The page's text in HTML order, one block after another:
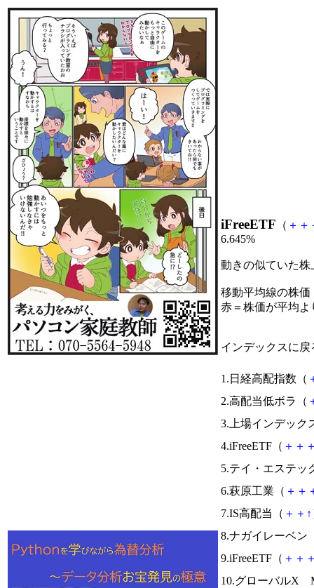
iFreeETF （ ＋ ＋
6.645%
動きの似ていた
移動平均線の株価
赤＝株価が平均
インデックスに戻
1.日経高配指数（
2.高配当低ボラ（
3.上場インデック
4.iFreeETF（ ＋ ＋
5.テイ・エステッ
6.萩原工業（ ＋ ＋
7.IS高配当（ ＋ ＋ ↑
8.ナガイレーベン
9.iFreeETF（ ＋ ＋
10.グローバルX